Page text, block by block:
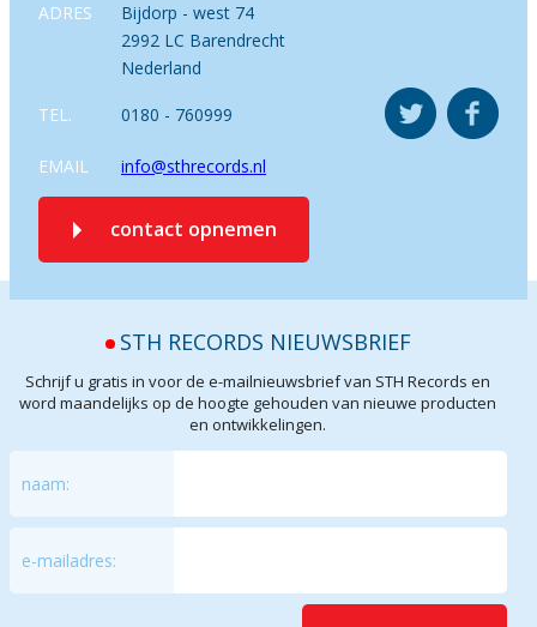
ADRES
Bijdorp - west 74
2992 LC Barendrecht
Nederland
TEL. 0180 - 760999
EMAIL info@sthrecords.nl
contact opnemen
STH RECORDS NIEUWSBRIEF
Schrijf u gratis in voor de e-mailnieuwsbrief van STH Records en
word maandelijks op de hoogte gehouden van nieuwe producten
en ontwikkelingen.
naam:
e-mailadres: